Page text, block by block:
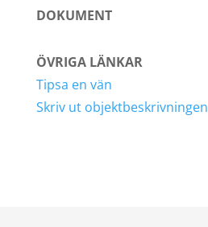
DOKUMENT
ÖVRIGA LÄNKAR
Tipsa en vän
Skriv ut objektbeskrivningen